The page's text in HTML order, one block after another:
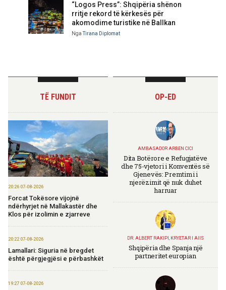
“Logos Press”: Shqipëria shënon
rritje rekord të kërkesës për
akomodime turistike në Ballkan
Nga Tirana Diplomat
TË FUNDIT
20:26 07-08-2026
Forcat Tokësore vijojnë
ndërhyrjet në Mallakastër dhe
Klos për izolimin e zjarreve
20:22 07-08-2026
Lamallari: Siguria në bregdet
është përgjegjësi e përbashkët
19:27 07-08-2026
OP-ED
AMBASADOR ARBEN CICI
Dita Botërore e Refugjatëve
dhe 75-vjetori i Konventës së
Gjenevës: Premtimi i
njerëzimit që nuk duhet
harruar
DR. ALBERT RAKIPI, KRYETAR I AIIS
Shqipëria dhe Spanja një
partneritet europian